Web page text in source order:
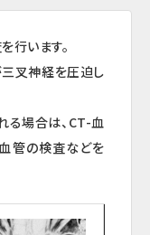
行います。
叉神経を圧迫し
る場合は、CT-血
管の検査などを